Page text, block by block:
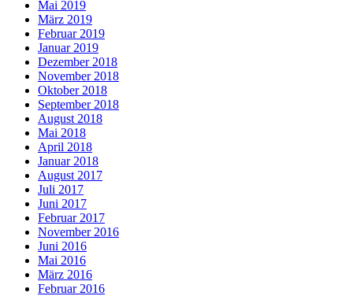
Mai 2019
März 2019
Februar 2019
Januar 2019
Dezember 2018
November 2018
Oktober 2018
September 2018
August 2018
Mai 2018
April 2018
Januar 2018
August 2017
Juli 2017
Juni 2017
Februar 2017
November 2016
Juni 2016
Mai 2016
März 2016
Februar 2016